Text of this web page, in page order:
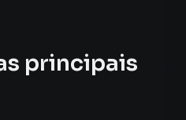
principais